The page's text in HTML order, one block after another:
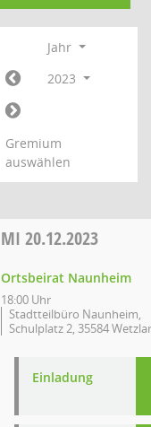
Jahr
2023
Gremium
auswählen
MI 20.12.2023
Ortsbeirat Naunheim
18:00 Uhr
Stadtteilbüro Naunheim,
Schulplatz 2, 35584 Wetzlar
Einladung